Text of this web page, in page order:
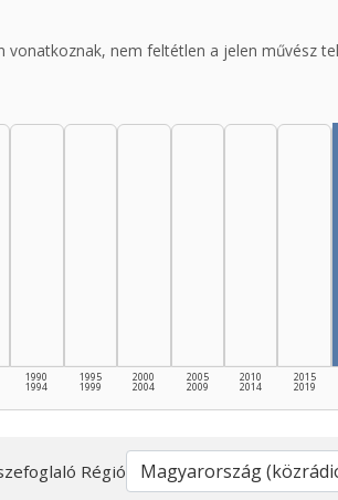
nem feltétlen a jelen művész
1990
1994
1995
1999
2000
2004
2005
2009
2010
2014
2015
2019
Régió